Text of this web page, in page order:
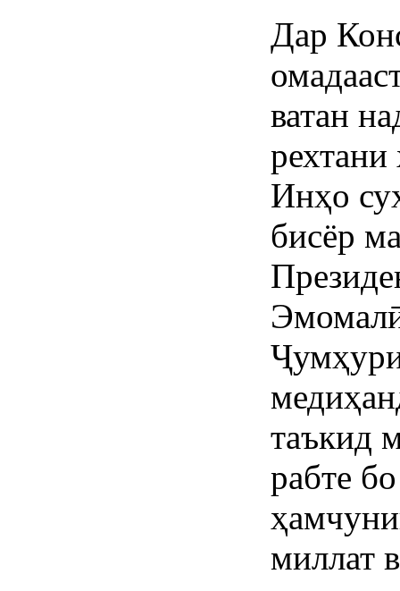
Дар
ватан
Инҳо
бисёр
таъкид
рабте
миллат